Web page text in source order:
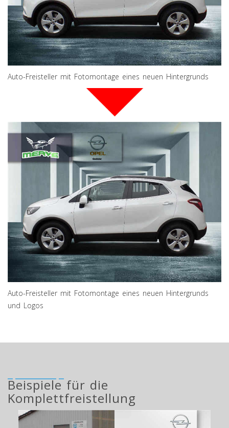
Auto-Freisteller mit Fotomontage eines neuen Hintergrunds
Auto-Freisteller mit Fotomontage eines neuen Hintergrunds
und Logos
Beispiele für die
Komplettfreistellung